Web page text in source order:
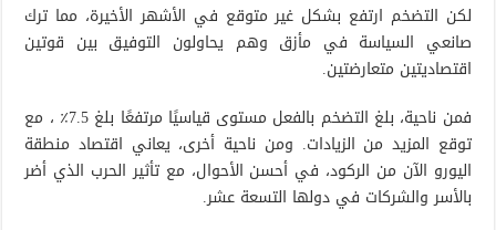
لكن التضخم ارتفع بشكل غير متوقع في الأشهر الأخيرة، مما ترك
صانعي السياسة في مأزق وهم يحاولون التوفيق بين قوتين
اقتصاديتين متعارضتين.
فمن ناحية، بلغ التضخم بالفعل مستوى قياسيًا مرتفعًا بلغ 7.5٪ ، مع
توقع المزيد من الزيادات. ومن ناحية أخرى، يعاني اقتصاد منطقة
اليورو الآن من الركود، في أحسن الأحوال، مع تأثير الحرب الذي أضر
بالأسر والشركات في دولها التسعة عشر.